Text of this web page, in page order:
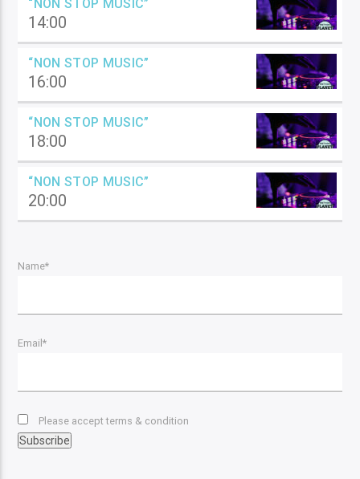
“NON STOP MUSIC”
14:00
“NON STOP MUSIC”
16:00
“NON STOP MUSIC”
18:00
“NON STOP MUSIC”
20:00
Name*
Email*
Please accept terms & condition